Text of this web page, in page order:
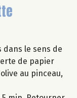
dans le sens de
de papier
au pinceau,